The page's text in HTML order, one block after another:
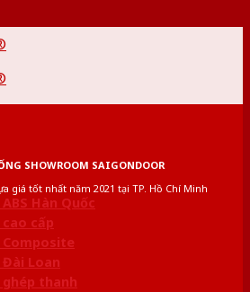
SHOWROOM SAIGONDOOR
giá tốt nhất năm 2021 tại TP. Hồ Chí Minh
Hàn Quốc
cấp
Loan
thanh